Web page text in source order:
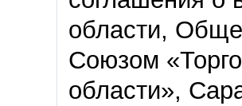
области,
Союзом
области»,